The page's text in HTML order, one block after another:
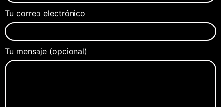
Tu correo electrónico
Tu mensaje (opcional)